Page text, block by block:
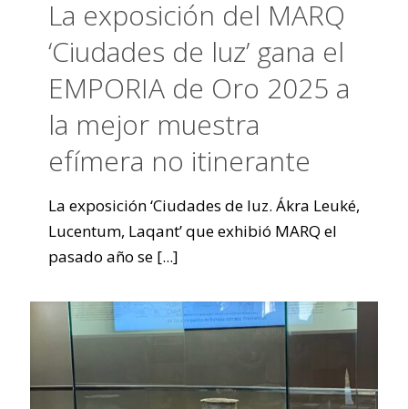
La exposición del MARQ
‘Ciudades de luz’ gana el
EMPORIA de Oro 2025 a
la mejor muestra
efímera no itinerante
La exposición ‘Ciudades de luz. Ákra Leuké,
Lucentum, Laqant’ que exhibió MARQ el
pasado año se [...]